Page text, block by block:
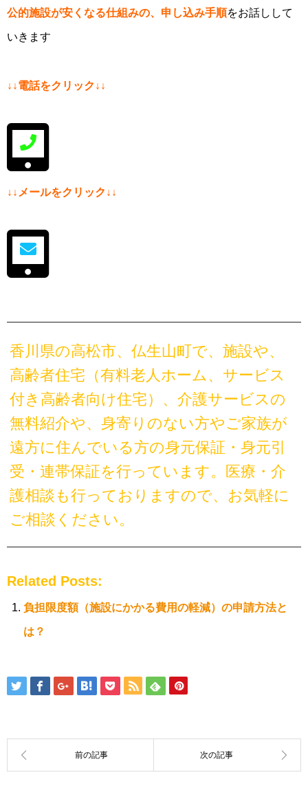
公的施設が安くなる仕組みの、申し込み手順をお話しして
いきます
↓↓電話をクリック↓↓
↓↓メールをクリック↓↓
香川県の高松市、仏生山町で、施設や、
高齢者住宅（有料老人ホーム、サービス
付き高齢者向け住宅）、介護サービスの
無料紹介や、身寄りのない方やご家族が
遠方に住んでいる方の身元保証・身元引
受・連帯保証を行っています。医療・介
護相談も行っておりますので、お気軽に
ご相談ください。
Related Posts:
負担限度額（施設にかかる費用の軽減）の申請方法と
は？